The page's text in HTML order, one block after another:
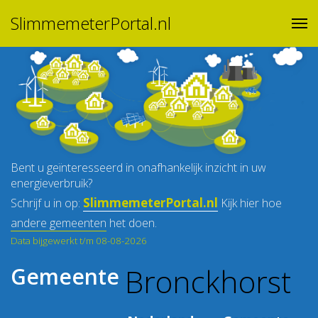
SlimmemeterPortal.nl
Bent u geïnteresseerd in onafhankelijk inzicht in uw
energieverbruik?
Schrijf u in op: SlimmemeterPortal.nl Kijk hier hoe
andere gemeenten het doen.
Data bijgewerkt t/m 08-08-2026
Gemeente Bronckhorst